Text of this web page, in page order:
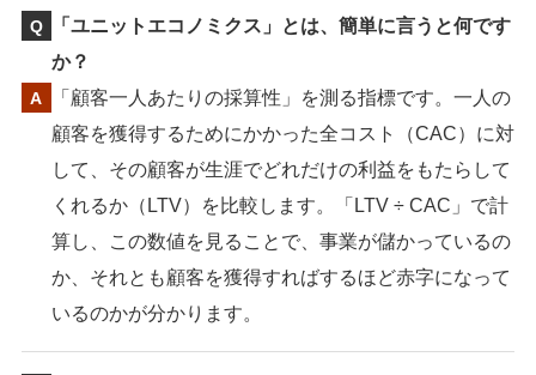
「ユニットエコノミクス」とは、簡単に言うと何です
か？
「顧客一人あたりの採算性」を測る指標です。一人の
顧客を獲得するためにかかった全コスト（CAC）に対
して、その顧客が生涯でどれだけの利益をもたらして
くれるか（LTV）を比較します。「LTV ÷ CAC」で計
算し、この数値を見ることで、事業が儲かっているの
か、それとも顧客を獲得すればするほど赤字になって
いるのかが分かります。